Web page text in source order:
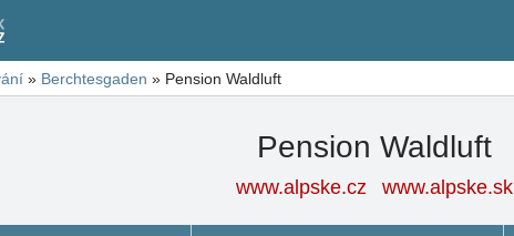
» Berchtesgaden » Pension Waldluft
Pension Waldluft
www.alpske.cz www.alpske.sk